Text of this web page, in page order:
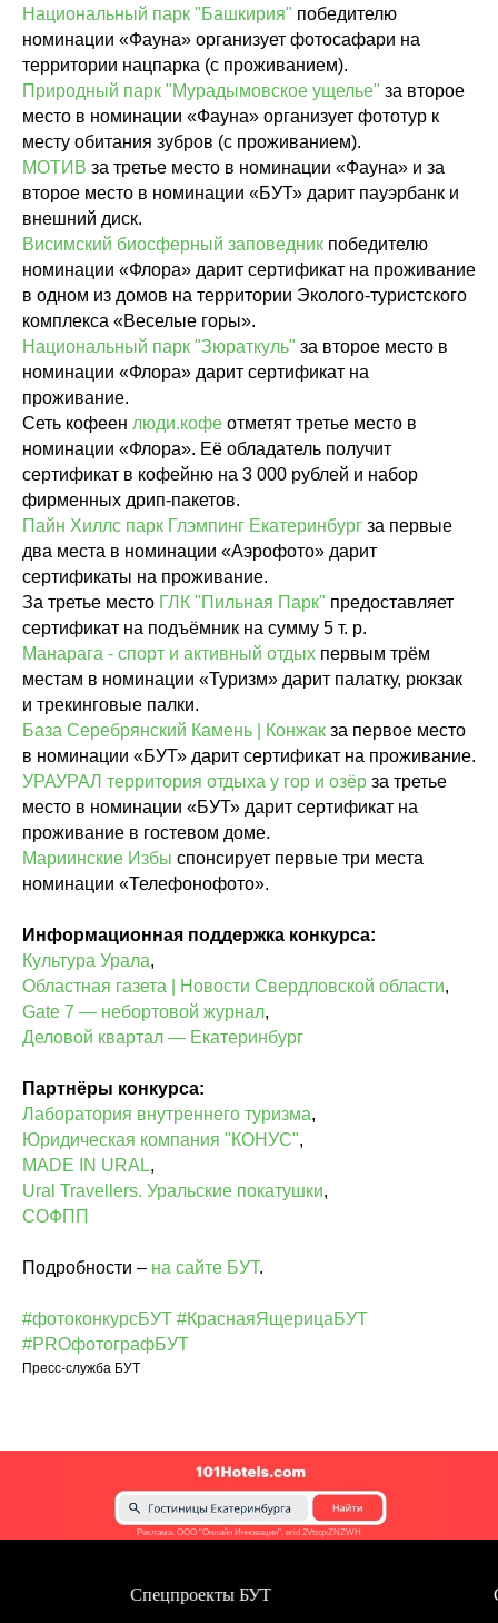
Национальный парк "Башкирия" победителю
номинации «Фауна» организует фотосафари на
территории нацпарка (с проживанием).
Природный парк "Мурадымовское ущелье" за второе
место в номинации «Фауна» организует фототур к
месту обитания зубров (с проживанием).
МОТИВ за третье место в номинации «Фауна» и за
второе место в номинации «БУТ» дарит пауэрбанк и
внешний диск.
Висимский биосферный заповедник победителю
номинации «Флора» дарит сертификат на проживание
в одном из домов на территории Эколого-туристского
комплекса «Веселые горы».
Национальный парк "Зюраткуль" за второе место в
номинации «Флора» дарит сертификат на
проживание.
Сеть кофеен люди.кофе отметят третье место в
номинации «Флора». Её обладатель получит
сертификат в кофейню на 3 000 рублей и набор
фирменных дрип-пакетов.
Пайн Хиллс парк Глэмпинг Екатеринбург за первые
два места в номинации «Аэрофото» дарит
сертификаты на проживание.
За третье место ГЛК "Пильная Парк" предоставляет
сертификат на подъёмник на сумму 5 т. р.
Манарага - спорт и активный отдых первым трём
местам в номинации «Туризм» дарит палатку, рюкзак
и трекинговые палки.
База Серебрянский Камень | Конжак за первое место
в номинации «БУТ» дарит сертификат на проживание.
УРАУРАЛ территория отдыха у гор и озёр за третье
место в номинации «БУТ» дарит сертификат на
проживание в гостевом доме.
Мариинские Избы спонсирует первые три места
номинации «Телефонофото».
Информационная поддержка конкурса:
Культура Урала,
Областная газета | Новости Свердловской области,
Gate 7 — небортовой журнал,
Деловой квартал — Екатеринбург
Партнёры конкурса:
Лаборатория внутреннего туризма,
Юридическая компания "КОНУС",
MADE IN URAL,
Ural Travellers. Уральские покатушки,
СОФПП
Подробности – на сайте БУТ.
#фотоконкурсБУТ #КраснаяЯщерицаБУТ
#PROфотографБУТ
Пресс-служба БУТ
Реклама. ООО "Онлайн Инновации". erid 2VtzqxZNZWH
Спецпроекты БУТ